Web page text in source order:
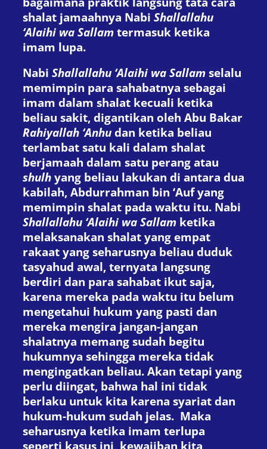
shalat jamaahnya Nabi Shallallahu
‘Alaihi wa Sallam termasuk ketika
imam lupa.
Nabi Shallallahu ‘Alaihi wa Sallam selalu
memimpin para sahabatnya sebagai
imam dalam shalat kecuali ketika
beliau sakit, digantikan oleh Abu Bakar
Rahiyallah ‘Anhu dan ketika beliau
terlambat satu kali dalam shalat
berjamaah dalam satu perang atau
shulh yang beliau lakukan di antara dua
kabilah, Abdurrahman bin ‘Auf yang
memimpin shalat pada waktu itu. Nabi
Shallallahu ‘Alaihi wa Sallam ketika
melaksanakan shalat yang empat
rakaat yang seharusnya beliau duduk
tasyahud awal, ternyata langsung
berdiri dan para sahabat ikut saja,
karena mereka pada waktu itu belum
mengetahui hukum yang pasti dan
mereka mengira jangan-jangan
shalatnya memang sudah begitu
hukumnya sehingga mereka tidak
mengingatkan beliau. Akan tetapi yang
perlu diingat, bahwa hal ini tidak
berlaku untuk kita karena syariat dan
hukum-hukum sudah jelas. Maka
seharusnya ketika imam terlupa
seperti kasus ini, kewajiban kita